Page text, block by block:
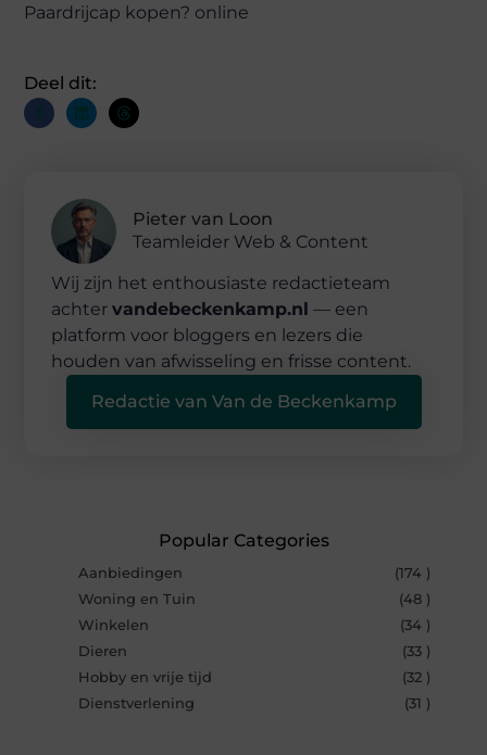
Paardrijcap kopen? online
Deel dit:
Pieter van Loon
Teamleider Web & Content
Wij zijn het enthousiaste redactieteam
achtervandebeckenkamp.nl — een
platform voor bloggers en lezers die
houden van afwisseling en frisse content.
Redactie van Van de Beckenkamp
Popular Categories
Aanbiedingen
(174 )
Woning en Tuin
(48 )
Winkelen
(34 )
Dieren
(33 )
Hobby en vrije tijd
(32 )
Dienstverlening
(31 )